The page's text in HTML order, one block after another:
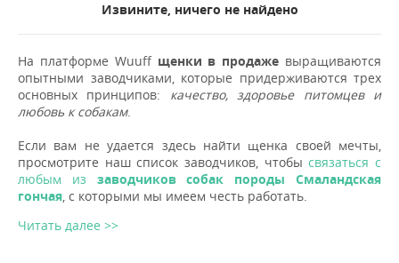
Извините, ничего не найдено
На платформе Wuuff щенки в продаже выращиваются
опытными заводчиками, которые придерживаются трех
основных принципов: качество, здоровье питомцев и
любовь к собакам.
Если вам не удается здесь найти щенка своей мечты,
просмотрите наш список заводчиков, чтобысвязаться с
любым из заводчиков собак породы Смаландская
гончая, с которыми мы имеем честь работать.
Читать далее >>